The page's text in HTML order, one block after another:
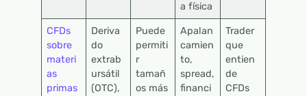
a física
CFDs
sobre
materi
as
primas
Deriva
do
extrab
ursátil
(OTC),
Puede
permiti
r
tamañ
os más
Apalan
camien
to,
spread,
financi
Trader
que
entien
de
CFDs